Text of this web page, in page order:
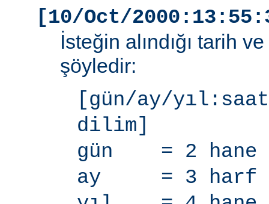
[10/Oct/
İsteğin alındığı tarih
şöyledir:
[gün/ay/
dilim]
gün = 2 hane
ay = 3 harf